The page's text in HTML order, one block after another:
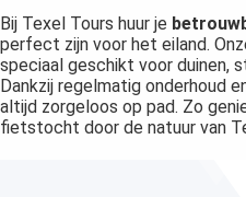
Bij Texel Tours huur je
perfect zijn voor het eiland.
speciaal geschikt voor duinen,
Dankzij regelmatig onderhoud
altijd zorgeloos op pad. Zo
fietstocht door de natuur van